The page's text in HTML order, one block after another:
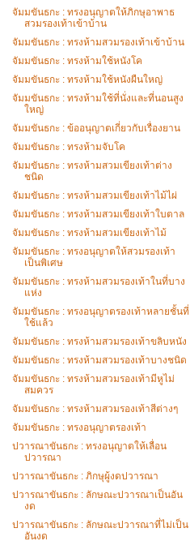
จัมมขันธกะ : ทรงอนุญาตให้ภิกษุอาพาธ
สวมรองเท้าเข้าบ้าน
จัมมขันธกะ : ทรงห้ามสวมรองเท้าเข้าบ้าน
จัมมขันธกะ : ทรงห้ามใช้หนังโค
จัมมขันธกะ : ทรงห้ามใช้หนังผืนใหญ่
จัมมขันธกะ : ทรงห้ามใช้ที่นั่งและที่นอนสูง
ใหญ่
จัมมขันธกะ : ข้ออนุญาตเกี่ยวกับเรื่องยาน
จัมมขันธกะ : ทรงห้ามจับโค
จัมมขันธกะ : ทรงห้ามสวมเขียงเท้าต่าง
ชนิด
จัมมขันธกะ : ทรงห้ามสวมเขียงเท้าไม้ไผ่
จัมมขันธกะ : ทรงห้ามสวมเขียงเท้าใบตาล
จัมมขันธกะ : ทรงห้ามสวมเขียงเท้าไม้
จัมมขันธกะ : ทรงอนุญาตให้สวมรองเท้า
เป็นพิเศษ
จัมมขันธกะ : ทรงห้ามสวมรองเท้าในที่บาง
แห่ง
จัมมขันธกะ : ทรงอนุญาตรองเท้าหลายชั้นที่
ใช้แล้ว
จัมมขันธกะ : ทรงห้ามสวมรองเท้าขลิบหนัง
จัมมขันธกะ : ทรงห้ามสวมรองเท้าบางชนิด
จัมมขันธกะ : ทรงห้ามสวมรองเท้ามีหูไม่
สมควร
จัมมขันธกะ : ทรงห้ามสวมรองเท้าสีต่างๆ
จัมมขันธกะ : ทรงอนุญาตรองเท้า
ปวารณาขันธกะ : ทรงอนุญาตให้เลื่อน
ปวารณา
ปวารณาขันธกะ : ภิกษุผู้งดปวารณา
ปวารณาขันธกะ : ลักษณะปวารณาเป็นอัน
งด
ปวารณาขันธกะ : ลักษณะปวารณาที่ไม่เป็น
อันงด